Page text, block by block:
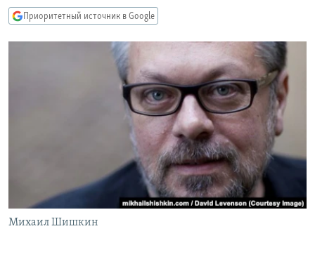
поиску
СЕВЕР.РЕАЛИИ
РАСПИСАНИЕ ВЕЩАНИЯ
ПОДПИШИТЕСЬ НА РАССЫЛКУ
Приоритетный источник в Google
Михаил Шишкин